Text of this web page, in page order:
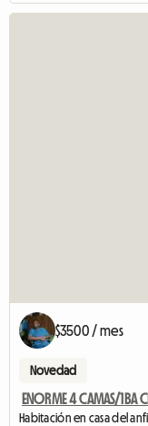
$3500 / mes
Novedad
ENORME 4 CAMAS/1BA
Habitación en casa del